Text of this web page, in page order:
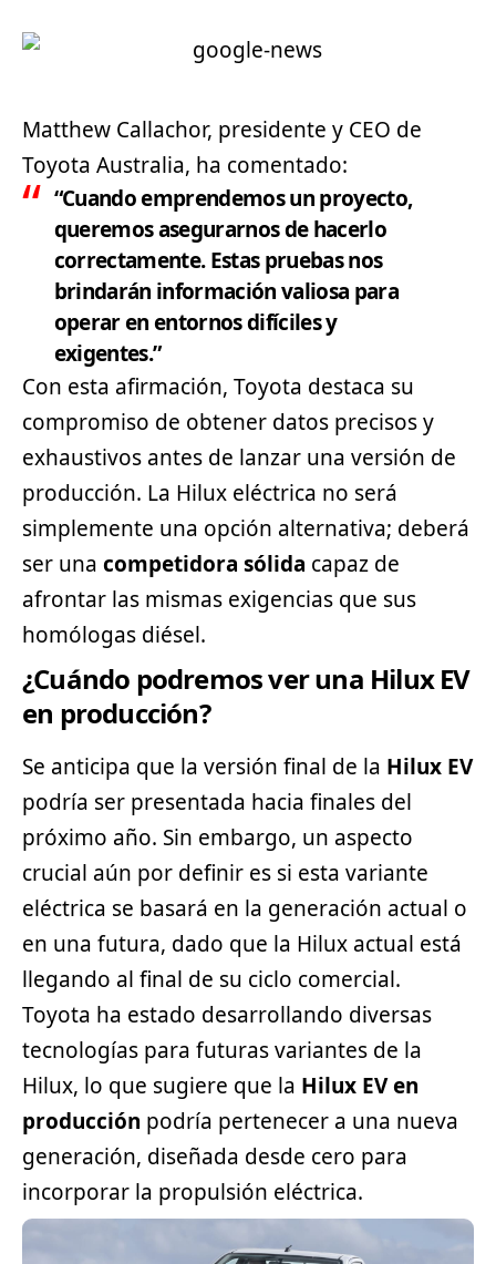
Matthew Callachor, presidente y CEO de
Toyota Australia, ha comentado:
“Cuando emprendemos un proyecto,
queremos asegurarnos de hacerlo
correctamente. Estas pruebas nos
brindarán información valiosa para
operar en entornos difíciles y
exigentes.”
Con esta afirmación, Toyota destaca su
compromiso de obtener datos precisos y
exhaustivos antes de lanzar una versión de
producción. La Hilux eléctrica no será
simplemente una opción alternativa; deberá
ser una competidora sólida capaz de
afrontar las mismas exigencias que sus
homólogas diésel.
¿Cuándo podremos ver una Hilux EV
en producción?
Se anticipa que la versión final de la Hilux EV
podría ser presentada hacia finales del
próximo año. Sin embargo, un aspecto
crucial aún por definir es si esta variante
eléctrica se basará en la generación actual o
en una futura, dado que la Hilux actual está
llegando al final de su ciclo comercial.
Toyota ha estado desarrollando diversas
tecnologías para futuras variantes de la
Hilux, lo que sugiere que la Hilux EV en
producción podría pertenecer a una nueva
generación, diseñada desde cero para
incorporar la propulsión eléctrica.